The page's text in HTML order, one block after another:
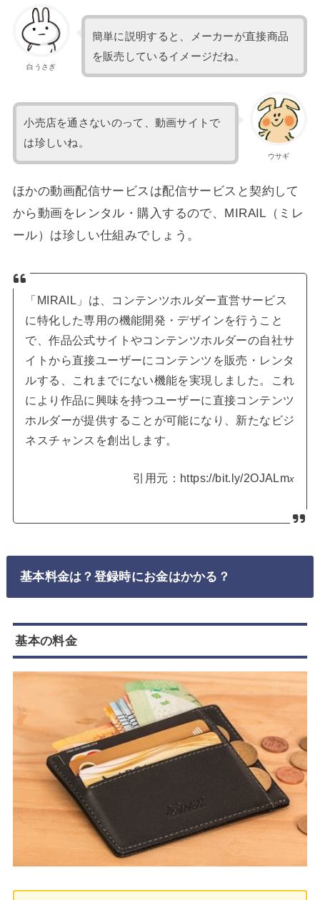
白うさぎ
簡単に説明すると、メーカーが直接商品
を販売しているイメージだね。
ウサギ
小売店を通さないのって、動画サイトで
は珍しいね。
ほかの動画配信サービスは配信サービスと契約して
から動画をレンタル・購入するので、MIRAIL（ミレ
ール）は珍しい仕組みでしょう。
「MIRAIL」は、コンテンツホルダー直営サービス
に特化した専用の機能開発・デザインを行うこと
で、作品公式サイトやコンテンツホルダーの自社サ
イトから直接ユーザーにコンテンツを販売・レンタ
ルする、これまでにない機能を実現しました。これ
により作品に興味を持つユーザーに直接コンテンツ
ホルダーが提供することが可能になり、新たなビジ
ネスチャンスを創出します。
引用元：https://bit.ly/2OJALmx
基本料金は？登録時にお金はかかる？
基本の料金